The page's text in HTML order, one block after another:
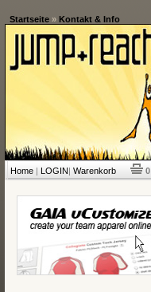
Startseite» Kontakt & Info
Home| LOGIN| Warenkorb 0